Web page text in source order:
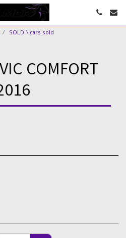
SOLD \ cars sold
COMFORT